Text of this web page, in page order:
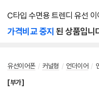
C타입 수면용 트렌디 유선
가격비교 중지 된 상품입니
유선이어폰 / 커널형 / 언더이어 /
[부가]